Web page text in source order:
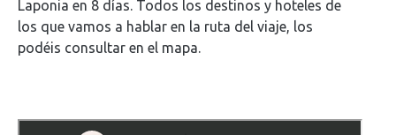
Laponia en 8 días. Todos los destinos y hoteles de
los que vamos a hablar en la ruta del viaje, los
podéis consultar en el mapa.